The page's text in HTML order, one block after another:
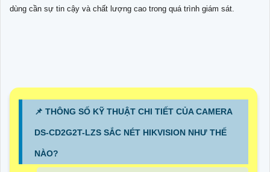
dùng cần sự tin cậy và chất lượng cao trong quá trình giám sát.
📌 THÔNG SỐ KỸ THUẬT CHI TIẾT CỦA CAMERA
DS-CD2G2T-LZS SẮC NÉT HIKVISION NHƯ THẾ
NÀO?